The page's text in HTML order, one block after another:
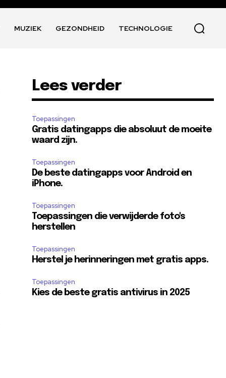
MUZIEK GEZONDHEID TECHNOLOGIE
Lees verder
Toepassingen
Gratis datingapps die absoluut de moeite
waard zijn.
Toepassingen
De beste datingapps voor Android en
iPhone.
Toepassingen
Toepassingen die verwijderde foto's
herstellen
Toepassingen
Herstel je herinneringen met gratis apps.
Toepassingen
Kies de beste gratis antivirus in 2025